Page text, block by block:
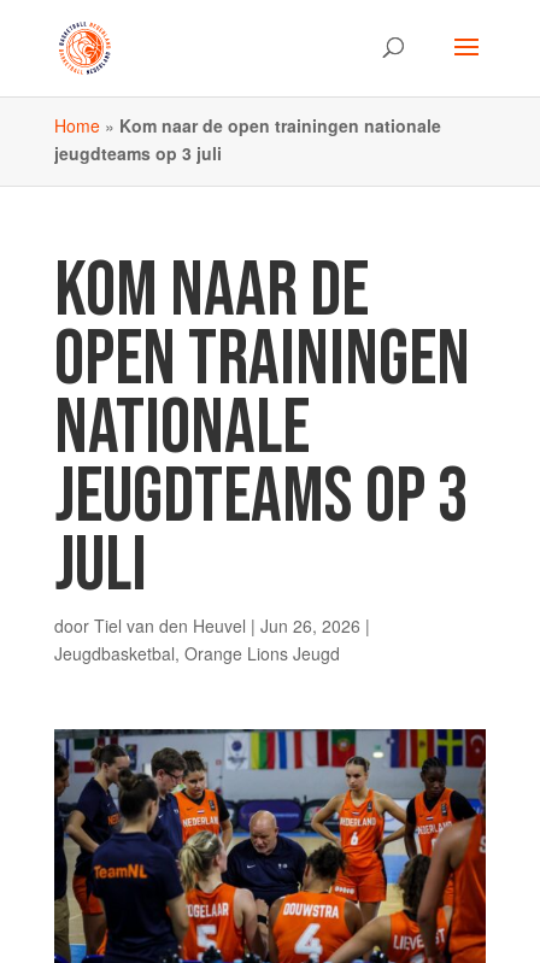
Home» Kom naar de open trainingen nationale
jeugdteams op 3 juli
KOM NAAR DE
OPEN TRAININGEN
NATIONALE
JEUGDTEAMS OP 3
JULI
door Tiel van den Heuvel | Jun 26, 2026 |
Jeugdbasketbal, Orange Lions Jeugd